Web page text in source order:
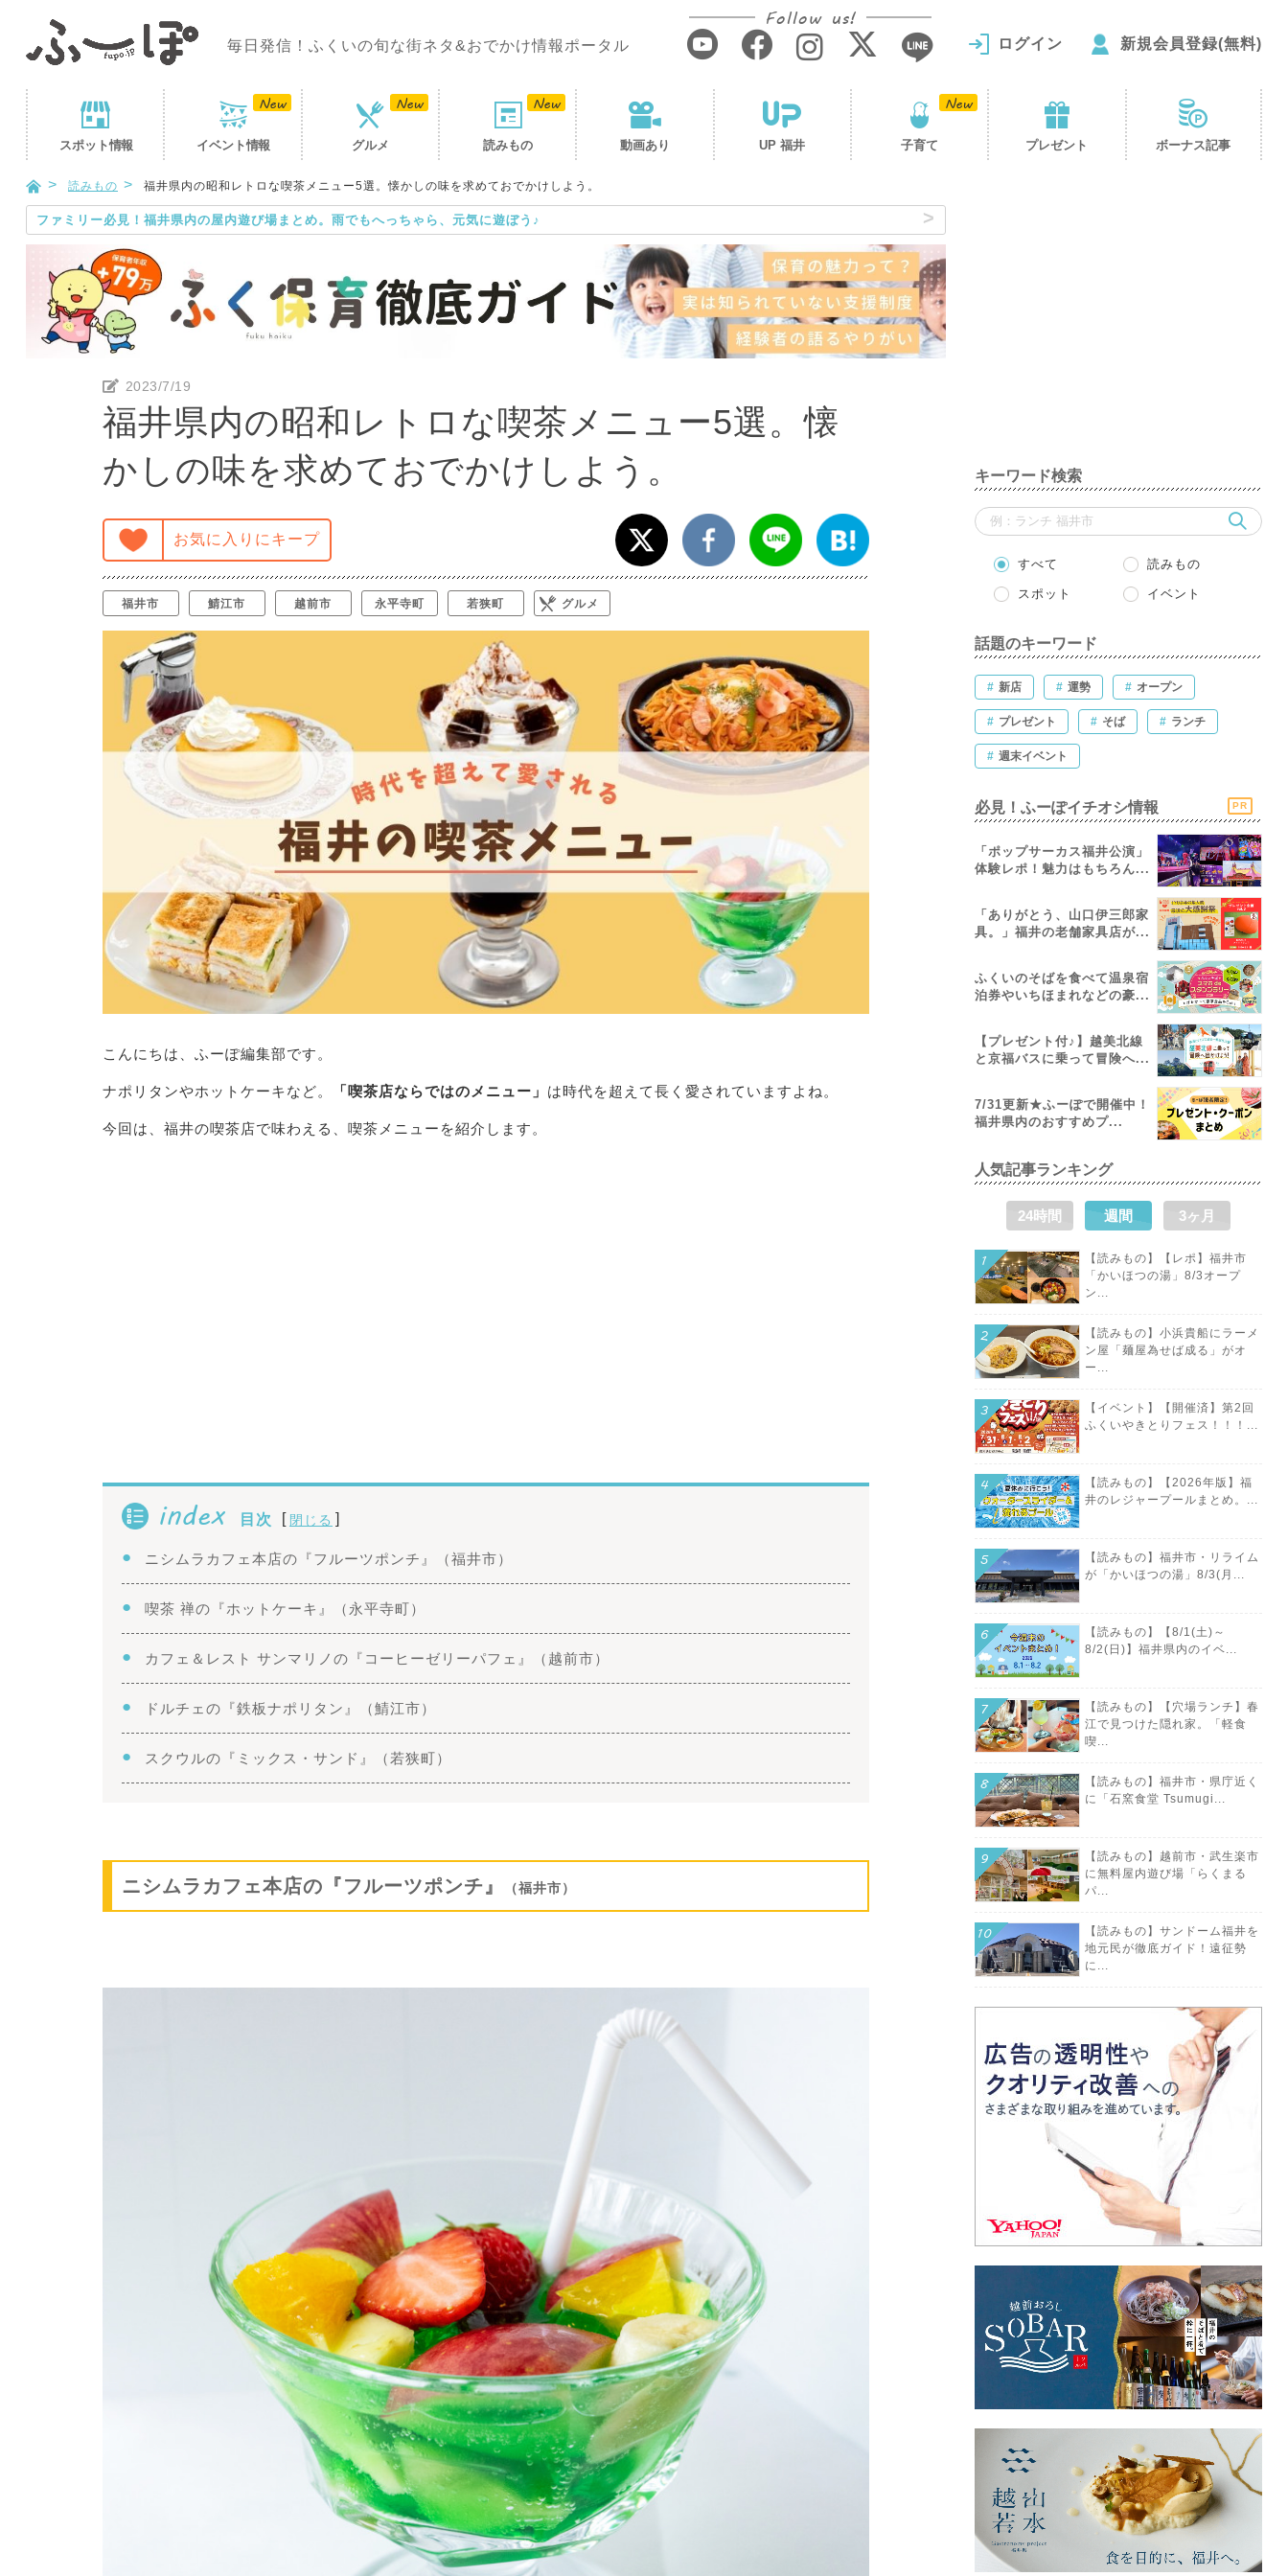
毎日発信！ふくいの旬な街ネタ&おでかけ情報ポータル
Follow us!
ログイン 新規会員登録(無料)
スポット情報 イベント情報 グルメ 読みもの 動画あり UP 福井 子育て プレゼント ボーナス記事
読みもの 福井県内の昭和レトロな喫茶メニュー5選。懐かしの味を求めておでかけしよう。
ファミリー必見！福井県内の屋内遊び場まとめ。雨でもへっちゃら、元気に遊ぼう♪
2023/7/19
福井県内の昭和レトロな喫茶メニュー5選。懐
かしの味を求めておでかけしよう。
お気に入りにキープ
福井市 鯖江市 越前市 永平寺町 若狭町 グルメ
こんにちは、ふーぽ編集部です。
ナポリタンやホットケーキなど。 「喫茶店ならではのメニュー」 は時代を超えて長く愛されていますよね。
今回は、福井の喫茶店で味わえる、喫茶メニューを紹介します。
index 目次 [ 閉じる ]
ニシムラカフェ本店の『フルーツポンチ』（福井市）
喫茶 禅の『ホットケーキ』（永平寺町）
カフェ＆レスト サンマリノの『コーヒーゼリーパフェ』（越前市）
ドルチェの『鉄板ナポリタン』（鯖江市）
スクウルの『ミックス・サンド』（若狭町）
ニシムラカフェ本店の『フルーツポンチ』 （福井市）
キーワード検索
すべて 読みもの
スポット イベント
話題のキーワード
# 新店 # 運勢 # オープン
# プレゼント # そば # ランチ
# 週末イベント
必見！ふーぽイチオシ情報 PR
「ポップサーカス福井公演」
体験レポ！魅力はもちろん...
「ありがとう、山口伊三郎家
具。」福井の老舗家具店が...
ふくいのそばを食べて温泉宿
泊券やいちほまれなどの豪...
【プレゼント付♪】越美北線
と京福バスに乗って冒険へ...
7/31更新★ふーぽで開催中！
福井県内のおすすめプ...
人気記事ランキング
24時間 週間 3ヶ月
【読みもの】【レポ】福井市
「かいほつの湯」8/3オープ
ン...
【読みもの】小浜貴船にラーメ
ン屋「麺屋為せば成る」がオ
ー...
【イベント】【開催済】第2回
ふくいやきとりフェス！！！...
【読みもの】【2026年版】福
井のレジャープールまとめ。...
【読みもの】福井市・リライム
が「かいほつの湯」8/3(月...
【読みもの】【8/1(土)～
8/2(日)】福井県内のイベ...
【読みもの】【穴場ランチ】春
江で見つけた隠れ家。「軽食
喫...
【読みもの】福井市・県庁近く
に「石窯食堂 Tsumugi...
【読みもの】越前市・武生楽市
に無料屋内遊び場「らくまる
パ...
【読みもの】サンドーム福井を
地元民が徹底ガイド！遠征勢
に...